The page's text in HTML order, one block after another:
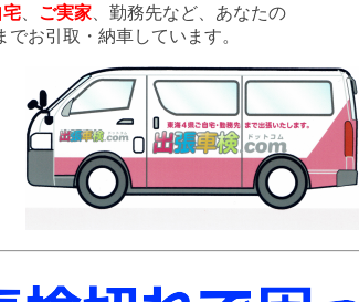
宅
ご実家 、勤務先など、あなたの
お引取・納車しています。